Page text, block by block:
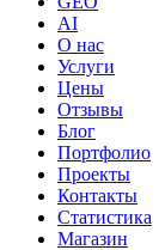
AI
О нас
Услуги
Цены
Отзывы
Блог
Портфолио
Проекты
Контакты
Статистика
Магазин